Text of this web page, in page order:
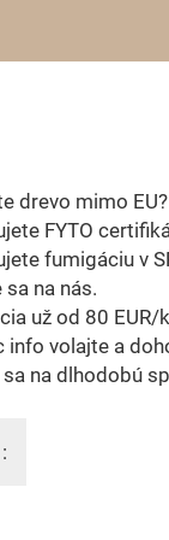
drevo mimo EU?
FYTO
fumigáciu v
na nás.
už od 80 EUR/
info volajte a
na dlhodobú